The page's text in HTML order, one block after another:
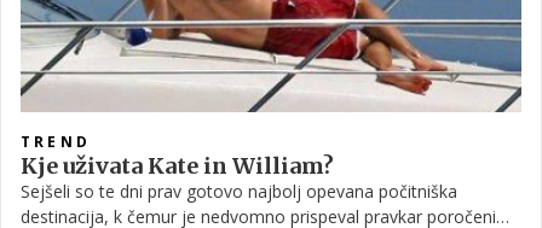
TREND
Kje uživata Kate in William?
Sejšeli so te dni prav gotovo najbolj opevana počitniška
destinacija, k čemur je nedvomno prispeval pravkar poročeni